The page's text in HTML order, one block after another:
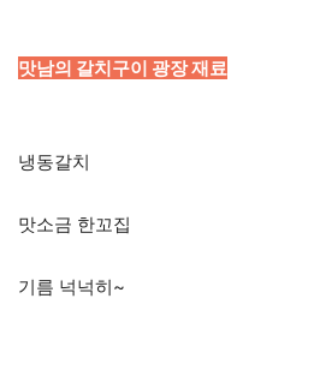
맛남의 갈치구이 광장 재료
냉동갈치
맛소금 한꼬집
기름 넉넉히~